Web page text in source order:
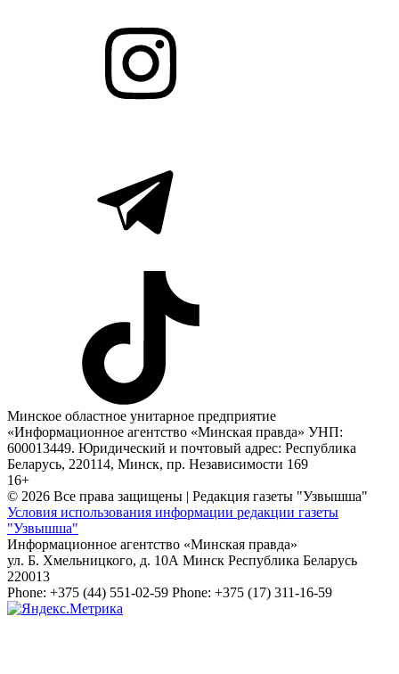
Минское областное унитарное предприятие
«Информационное агентство «Минская правда» УНП:
600013449. Юридический и почтовый адрес: Республика
Беларусь, 220114, Минск, пр. Независимости 169
16+
© 2026 Все права защищены | Редакция газеты "Узвышша"
Условия использования информации редакции газеты
"Узвышша"
Информационное агентство «Минская правда»
ул. Б. Хмельницкого, д. 10А Минск Республика Беларусь
220013
Phone: +375 (44) 551-02-59 Phone: +375 (17) 311-16-59